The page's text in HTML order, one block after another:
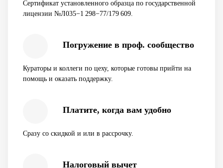
Сертификат установленного образца по государственной
лицензии №Л035−1 298−77/179 609.
Погружение в проф. сообщество
Кураторы и коллеги по цеху, которые готовы прийти на
помощь и оказать поддержку.
Платите, когда вам удобно
Сразу со скидкой и или в рассрочку.
Налоговый вычет